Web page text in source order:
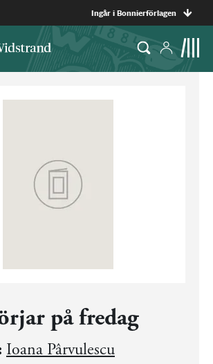
Ingår i Bonnierförlagen
på fredag
Ioana Pârvulescu